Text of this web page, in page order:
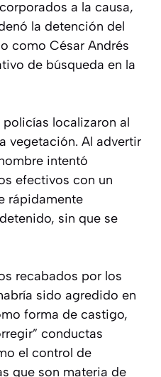
a la causa,
la detención del
como César Andrés
de búsqueda en la
localizaron al
vegetación. Al advertir
intentó
efectivos con un
rápidamente
sin que se
recabados por los
sido agredido en
forma de castigo,
conductas
el control de
que son materia de